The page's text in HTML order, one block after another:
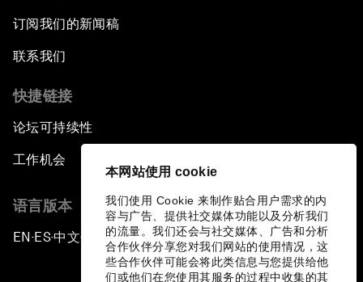
本网站使用 cookie
我们使用 Cookie 来制作贴合用户需求的内
容与广告、提供社交媒体功能以及分析我们
的流量。我们还会与社交媒体、广告和分析
合作伙伴分享您对我们网站的使用情况，这
些合作伙伴可能会将此类信息与您提供给他
们或他们在您使用其服务的过程中收集的其
订阅我们的新闻稿
联系我们
快捷链接
论坛可持续性
工作机会
语言版本
EN ▪ES▪中文▪ 日本語